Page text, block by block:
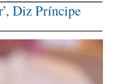
Diz Príncipe